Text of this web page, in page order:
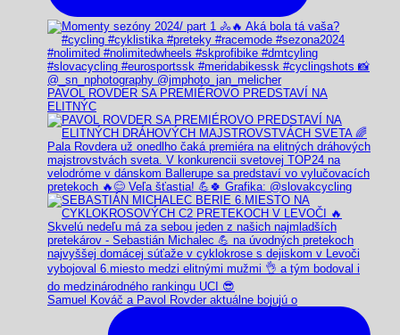
PAVOL ROVDER SA PREMIÉROVO PREDSTAVÍ NA
ELITNÝC
Samuel Kováč a Pavol Rovder aktuálne bojujú o